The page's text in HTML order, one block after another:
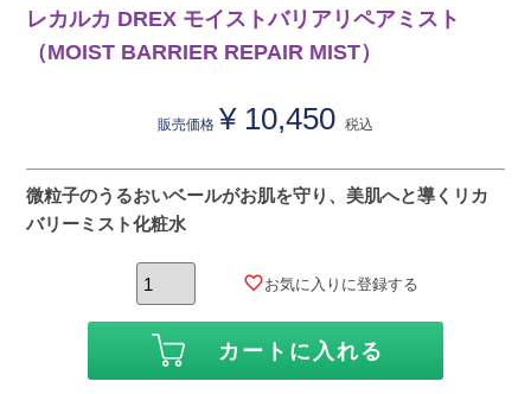
レカルカ DREX モイストバリアリペアミスト
（MOIST BARRIER REPAIR MIST）
販売価格 ¥ 10,450 税込
微粒子のうるおいベールがお肌を守り、美肌へと導くリカ
バリーミスト化粧水
お気に入りに登録する
カートに入れる